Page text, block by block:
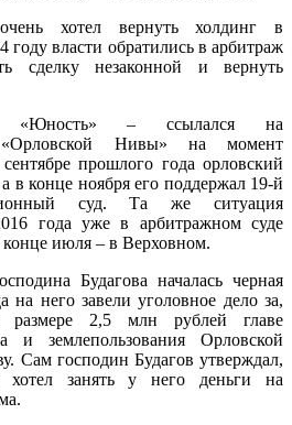
хотел вернуть холдинг в
году власти обратились в арбитраж
сделку незаконной и вернуть
– ссылался на
«Орловской Нивы» на момент
прошлого года орловский
в конце ноября его поддержал 19-й
суд. Та же ситуация
года уже в арбитражном суде
конце июля – в Верховном.
Будагова началась черная
на него завели уголовное дело за,
2,5 млн рублей главе
и землепользования Орловской
Сам господин Будагов утверждал,
хотел занять у него деньги на